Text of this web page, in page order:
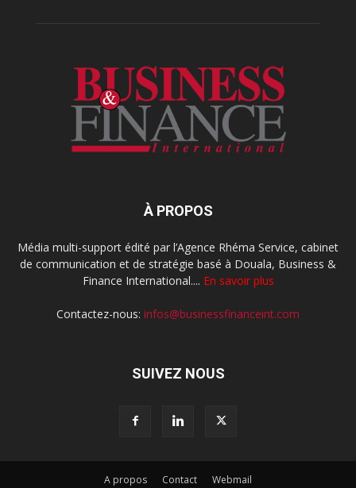
À PROPOS
Média multi-support édité par l’Agence Rhéma Service, cabinet
de communication et de stratégie basé à Douala, Business &
Finance International.... En savoir plus
Contactez-nous: infos@businessfinanceint.com
SUIVEZ NOUS
A propos Contact Webmail